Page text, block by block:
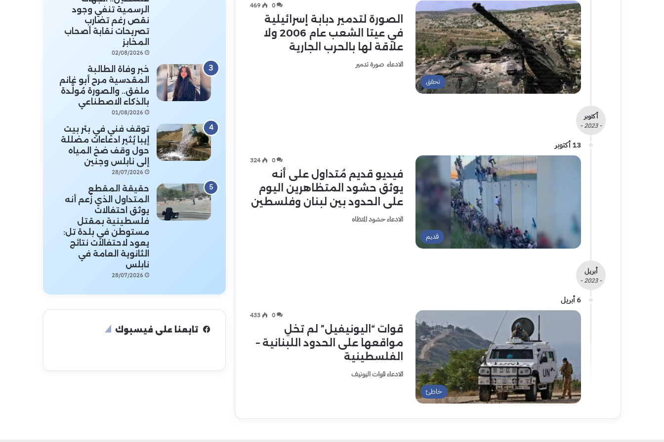
تحقق
0
469
الصورة لتدمير دبابة إسرائيلية
في عيتا الشعب عام 2006 ولا
علاقة لها بالحرب الجارية
الادعاء صورة تدمير
أكتوبر
- 2023 -
13 أكتوبر
قديم
0
324
فيديو قديم مُتداول على أنه
يوثق حشود المتظاهرين اليوم
على الحدود بين لبنان وفلسطين
الادعاء حشود المتظاه
أبريل
- 2023 -
6 أبريل
خاطئ
0
433
قوات “اليونيفيل” لم تخلِ
مواقعها على الحدود اللبنانية –
الفلسطينية
الادعاء قوات اليونيف
الرسمية تنفي وجود
نقص رغم تضارب
تصريحات نقابة أصحاب
المخابز
02/08/2026
خبر وفاة الطالبة
المقدسية مرح أبو غانم
ملفق.. والصورة مُولَّدة
بالذكاء الاصطناعي
01/08/2026
توقف فني في بئر بيت
إيبا يُثير ادعاءات مضللة
حول وقف ضخ المياه
إلى نابلس وجنين
28/07/2026
حقيقة المقطع
المتداول الذي زُعم أنه
يوثق احتفالات
فلسطينية بمقتل
مستوطن في بلدة تل:
يعود لاحتفالات نتائج
الثانوية العامة في
نابلس
28/07/2026
تابعنا على فيسبوك